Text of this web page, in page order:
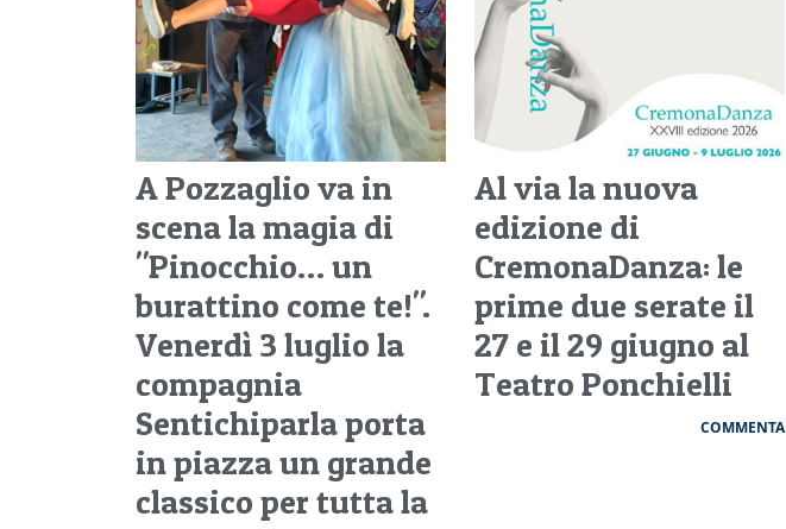
A Pozzaglio va in
scena la magia di
"Pinocchio… un
burattino come te!".
Venerdì 3 luglio la
compagnia
Sentichiparla porta
in piazza un grande
classico per tutta la
Al via la nuova
edizione di
CremonaDanza: le
prime due serate il
27 e il 29 giugno al
Teatro Ponchielli
COMMENTA